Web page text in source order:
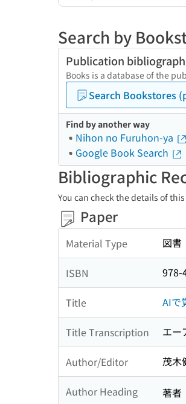
Search by
Publication
Books is a database of the
Search Bookstores
Find by another way
Nihon no Furuhon-ya
Google Book Search
Bibliographic
You can check the details of
Paper
Material Type 図書
ISBN 978-
Title AIで
Title Transcription エー
Author/Editor 茂木
Author Heading 著者